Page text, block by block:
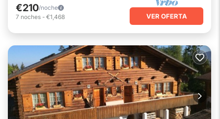
€210/noche
7 noches - €1,468 VER OFERTA